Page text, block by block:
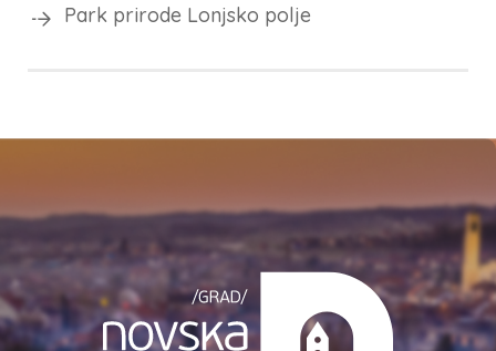
Park prirode Lonjsko polje